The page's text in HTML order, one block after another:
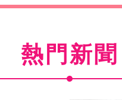
熱門新聞